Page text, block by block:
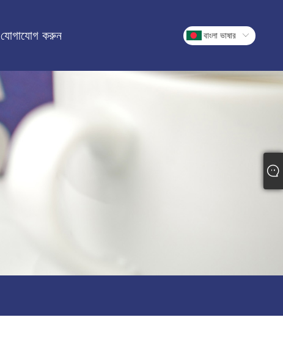
যোগাযোগ করুন বাংলা ভাষার